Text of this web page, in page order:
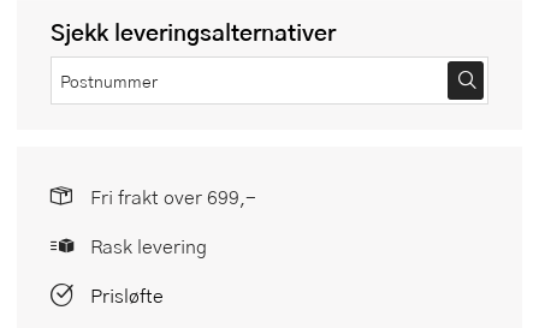
Sjekk leveringsalternativer
Fri frakt over 699,-
Rask levering
Prisløfte